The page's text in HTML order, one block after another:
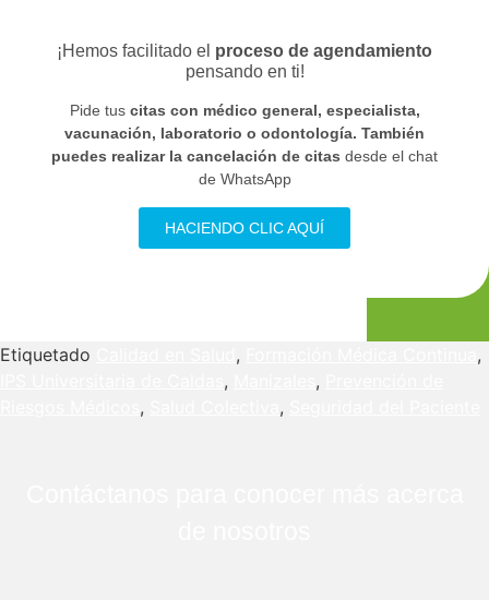
¡Hemos facilitado el proceso de agendamiento
pensando en ti!
Pide tuscitas con médico general, especialista,
vacunación, laboratorio o odontología. También
puedes realizar la cancelación de citas desde el chat
de WhatsApp
HACIENDO CLIC AQUÍ
Etiquetado ,
,
, ,
, ,